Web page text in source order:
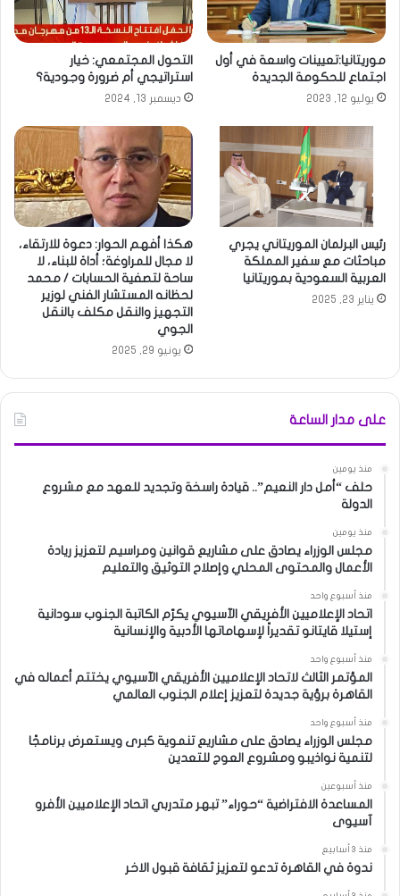
موريتانيا:تعيينات واسعة في أول
اجتماع للحكومة الجديدة
يوليو 12, 2023
التحول المجتمعي: خيار
استراتيجي أم ضرورة وجودية؟
ديسمبر 13, 2024
رئيس البرلمان الموريتاني يجري
مباحثات مع سفير المملكة
العربية السعودية بموريتانيا
يناير 23, 2025
هكذا أفهم الحوار: دعوة للارتقاء،
لا مجال للمراوغة؛ أداة للبناء، لا
ساحة لتصفية الحسابات / محمد
لحظانه المستشار الفني لوزير
التجهيز والنقل مكلف بالنقل
الجوي
يونيو 29, 2025
على مدار الساعة
منذ يومين
حلف “أمل دار النعيم”.. قيادة راسخة وتجديد للعهد مع مشروع
الدولة
منذ يومين
مجلس الوزراء يصادق على مشاريع قوانين ومراسيم لتعزيز ريادة
الأعمال والمحتوى المحلي وإصلاح التوثيق والتعليم
منذ أسبوع واحد
اتحاد الإعلاميين الأفريقي الآسيوي يكرّم الكاتبة الجنوب سودانية
إستيلا قايتانو تقديراً لإسهاماتها الأدبية والإنسانية
منذ أسبوع واحد
المؤتمر الثالث لاتحاد الإعلاميين الأفريقي الآسيوي يختتم أعماله في
القاهرة برؤية جديدة لتعزيز إعلام الجنوب العالمي
منذ أسبوع واحد
مجلس الوزراء يصادق على مشاريع تنموية كبرى ويستعرض برنامجًا
لتنمية نواذيبو ومشروع العوج للتعدين
منذ أسبوعين
المساعدة الافتراضية “حوراء” تبهر متدربي اتحاد الإعلاميين الأفرو
آسيوى
منذ 3 أسابيع
ندوة في القاهرة تدعو لتعزيز ثقافة قبول الاخر